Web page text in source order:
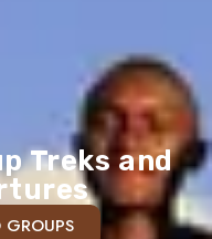
Treks and
GROUPS